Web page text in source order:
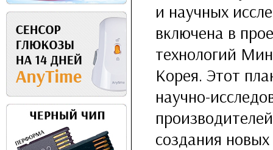
и научных
включена в
технологий
Корея. Этот
научно-
создания